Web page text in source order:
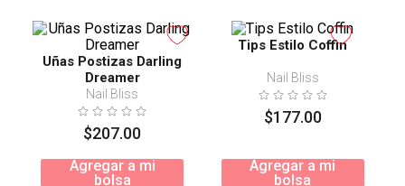
Uñas Postizas Darling
Dreamer
Nail Bliss
$207.00
Agregar a mi
bolsa
Tips Estilo Coffin
Nail Bliss
$177.00
Agregar a mi
bolsa